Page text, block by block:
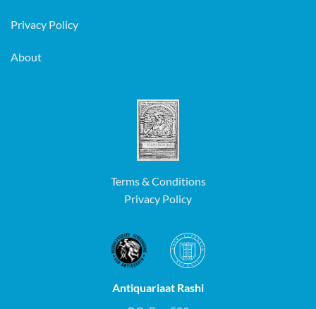
Privacy Policy
About
Terms & Conditions
Privacy Policy
Antiquariaat Rashi